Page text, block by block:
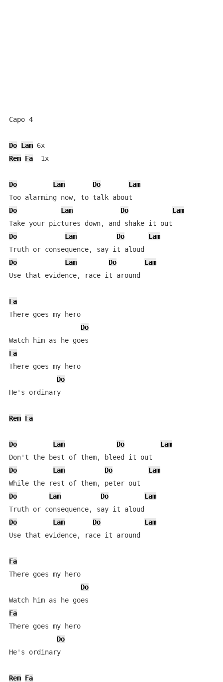
Capo 4
Do Lam
6x
Rem Fa
  1x
Do Lam Do
Lam
Do
Lam Do
Lam
Do
Lam Do
Lam
Do
Lam Do
Lam
Use that evidence, race it around
Fa
There goes my hero
Do
Fa
There goes my hero
Do
He's ordinary
Rem Fa
Do Lam Do
Lam
Do
Lam Do
Lam
Do
Lam Do
Lam
Do
Lam Do
Lam
Use that evidence, race it around
Fa
There goes my hero
Do
Fa
There goes my hero
Do
He's ordinary
Rem Fa